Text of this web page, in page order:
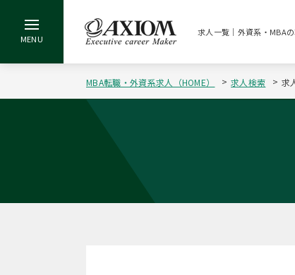
求人一覧｜外資系・MBA
MBA転職・外資系求人（HOME） 求人検索 求